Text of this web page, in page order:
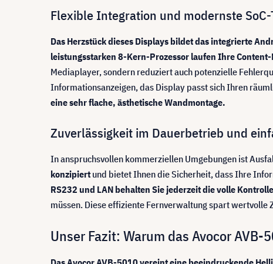
Flexible Integration und modernste
Das Herzstück dieses Displays bildet das integrierte
leistungsstarken 8-Kern-Prozessor laufen Ihre
Mediaplayer, sondern reduziert auch potenzielle
Informationsanzeigen, das Display passt sich Ihren
eine sehr flache, ästhetische Wandmontage.
Zuverlässigkeit im Dauerbetrieb und
In anspruchsvollen kommerziellen Umgebungen ist
konzipiert und bietet Ihnen die Sicherheit, dass Ihre
RS232 und LAN behalten Sie jederzeit die volle
müssen. Diese effiziente Fernverwaltung spart
Unser Fazit: Warum das Avocor